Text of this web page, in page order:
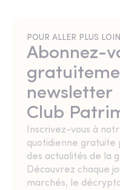
POUR ALLER PLUS LOIN
Abonnez-
newsletter
Club
Inscrivez-vous à
quotidienne gratuite
des actualités de la
Découvrez chaque
marchés, le